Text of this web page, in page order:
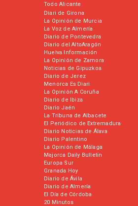
Todo Alicante
Diari de Girona
La Opinión de Murcia
La Voz de Almería
Diario de Pontevedra
Diario del AltoAragón
Huelva Información
La Opinión de Zamora
Noticias de Gipuzkoa
Diario de Jerez
Menorca Es Diari
La Opinión A Coruña
Diario de Ibiza
Diario Jaén
La Tribuna de Albacete
El Periódico de Extremadura
Diario Noticias de Álava
Diario Palentino
La Opinión de Málaga
Majorca Daily Bulletin
Europa Sur
Granada Hoy
Diario de Ávila
Diario de Almería
El Día de Córdoba
20 Minutos